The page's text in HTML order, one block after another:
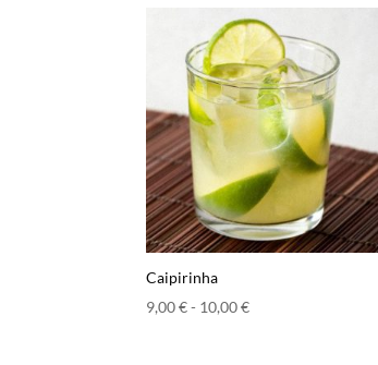
Caipirinha
9,00€ - 10,00€Rango